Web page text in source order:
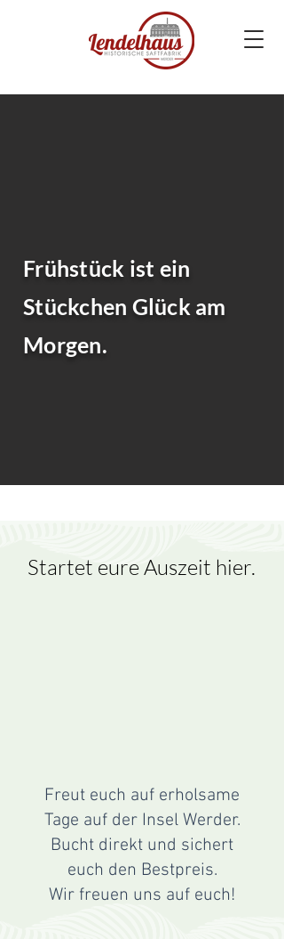
Frühstück ist ein
Stückchen Glück am
Morgen.
Startet eure Auszeit hier.
Freut euch auf erholsame
Tage auf der Insel Werder.
Bucht direkt und sichert
euch den Bestpreis.
Wir freuen uns auf euch!